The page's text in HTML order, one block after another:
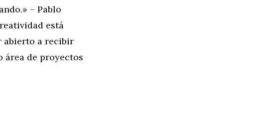
– Pablo
está
abierto a recibir
área de proyectos